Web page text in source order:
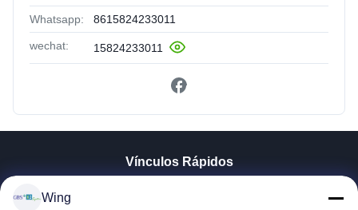
Whatsapp: 8615824233011
wechat: 15824233011
Vínculos Rápidos
Wing